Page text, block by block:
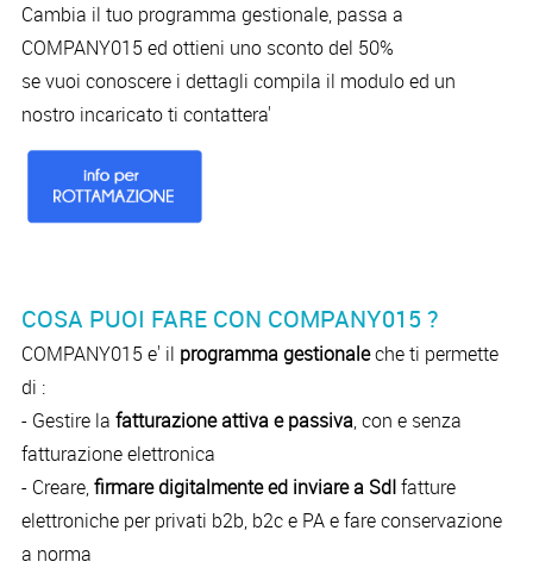
Cambia il tuo programma gestionale, passa a
COMPANY015 ed ottieni uno sconto del 50%
se vuoi conoscere i dettagli compila il modulo ed un
nostro incaricato ti contattera'
COSA PUOI FARE CON COMPANY015 ?
COMPANY015 e' il programma gestionaleche ti permette
di :
- Gestire la fatturazione attiva e passiva, con e senza
fatturazione elettronica
- Creare,firmare digitalmente ed inviare a SdIfatture
elettroniche per privati b2b, b2c e PA e fare conservazione
a norma